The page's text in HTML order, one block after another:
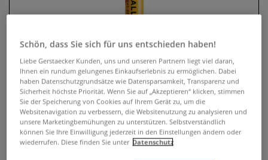
MOLOTOW™ ONE4ALL
Pumpmarker 127HS
0 Bewertungen
Schön, dass Sie sich für uns entschieden haben!
Liebe Gerstaecker Kunden, uns und unseren Partnern liegt viel daran,
Ihnen ein rundum gelungenes Einkaufserlebnis zu ermöglichen. Dabei
haben Datenschutzgrundsätze wie Datensparsamkeit, Transparenz und
Sicherheit höchste Priorität. Wenn Sie auf „Akzeptieren“ klicken, stimmen
Sie der Speicherung von Cookies auf Ihrem Gerät zu, um die
Websitenavigation zu verbessern, die Websitenutzung zu analysieren und
unsere Marketingbemühungen zu unterstützen. Selbstverständlich
können Sie Ihre Einwilligung jederzeit in den Einstellungen ändern oder
wiederrufen. Diese finden Sie unter Datenschutz